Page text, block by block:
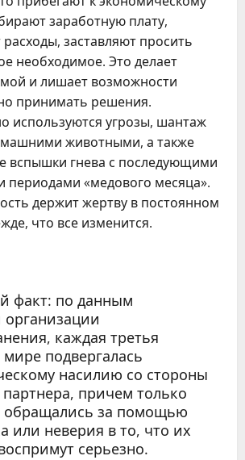
заработную плату,
заставляют просить
необходимое. Это делает
и лишает возможности
принимать решения.
используются угрозы, шантаж
животными, а также
вспышки гнева с последующими
периодами «медового месяца».
держит жертву в постоянном
что все изменится.
факт: по данным
каждая третья
подвергалась
насилию со стороны
причем только
обращались за помощью
или неверия в то, что их
серьезно.